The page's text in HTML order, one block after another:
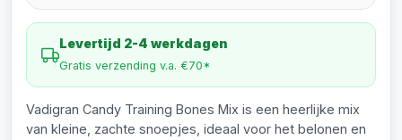
Levertijd 2-4 werkdagen
Gratis verzending v.a. €70*
Vadigran Candy Training Bones Mix is een heerlijke mix
van kleine, zachte snoepjes, ideaal voor het belonen en